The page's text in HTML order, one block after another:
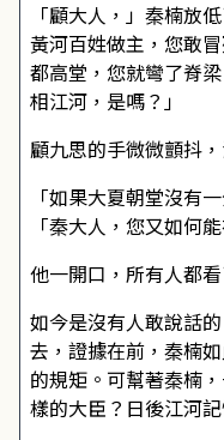
「顧大人，」秦楠放
黃河百姓做主，您敢
都高堂，您就彎了脊
相江河，是嗎？」
顧九思的手微微顫抖
「如果大夏朝堂沒有
「秦大人，您又如何
他一開口，所有人都看
如今是沒有人敢說話
去，證據在前，秦楠
的規矩。可幫著秦楠
樣的大臣？日後江河